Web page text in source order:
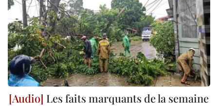
Les faits marquants de la semaine